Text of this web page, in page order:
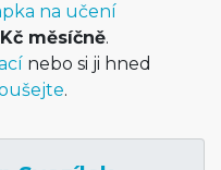
na učení
měsíčně.
nebo si ji hned
.